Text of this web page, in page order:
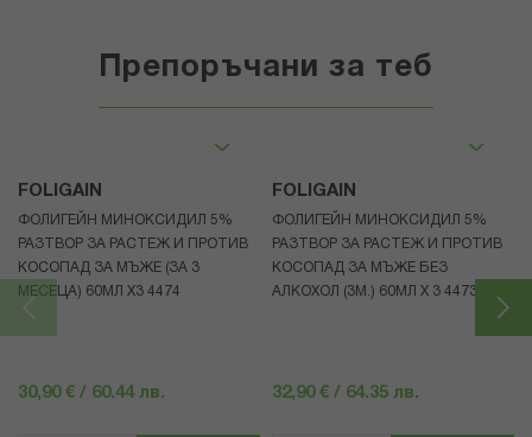
Препоръчани за теб
FOLIGAIN
ФОЛИГЕЙН МИНОКСИДИЛ 5%
РАЗТВОР ЗА РАСТЕЖ И ПРОТИВ
КОСОПАД ЗА МЪЖЕ (ЗА 3
МЕСЕЦА) 60МЛ X3 4474
30,90 € / 60.44 лв.
FOLIGAIN
ФОЛИГЕЙН МИНОКСИДИЛ 5%
РАЗТВОР ЗА РАСТЕЖ И ПРОТИВ
КОСОПАД ЗА МЪЖЕ БЕЗ
АЛКОХОЛ (3М.) 60МЛ X 3 4473
32,90 € / 64.35 лв.